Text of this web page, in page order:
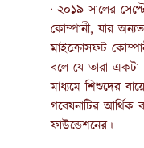
· ২০১৯ সালের
কোম্পানী, যার
মাইক্রোসফট
বলে যে তারা একটা
মাধ্যমে শিশুদের
গবেষনাটির আর্থিক
ফাউন্ডেশনের।